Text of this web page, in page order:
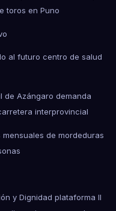
toros en Puno
al futuro centro de salud
de Azángaro demanda
interprovincial
de mordeduras
y Dignidad plataforma II